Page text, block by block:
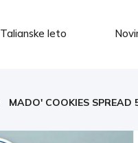
Talianske leto
MADO' COOKIES SPREAD